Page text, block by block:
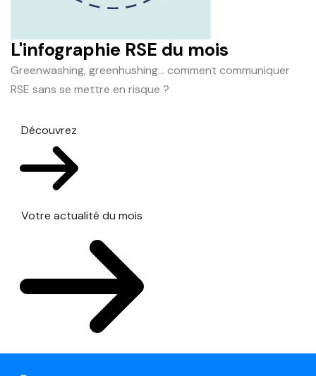
L'infographie RSE du mois
Greenwashing, greenhushing… comment communiquer
RSE sans se mettre en risque ?
Découvrez
Votre actualité du mois